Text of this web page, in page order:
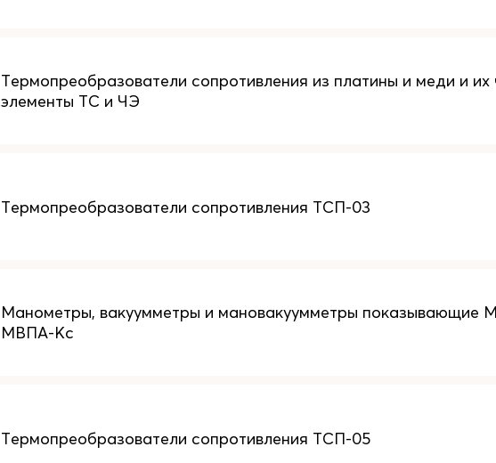
Термопреобразователи сопротивления из платины и меди и их
элементы ТС и ЧЭ
Термопреобразователи сопротивления ТСП-03
Манометры, вакуумметры и мановакуумметры показывающие
МВПА-Кс
Термопреобразователи сопротивления ТСП-05